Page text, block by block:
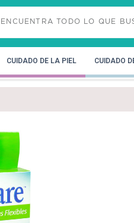
CUIDADO DE LA PIEL CUIDADO